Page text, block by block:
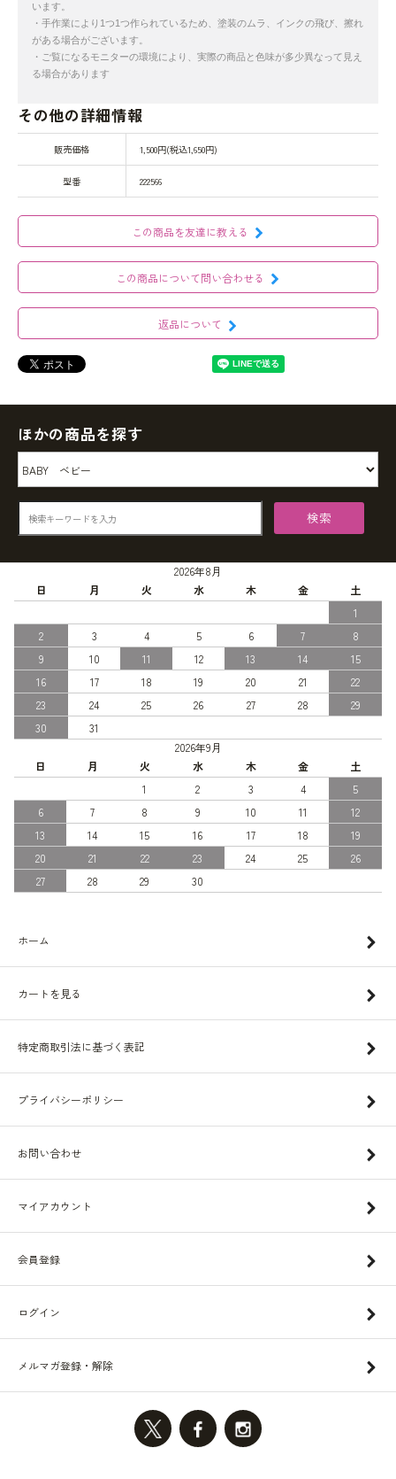
います。
・手作業により1つ1つ作られているため、塗装のムラ、インクの飛び、擦れ
がある場合がございます。
・ご覧になるモニターの環境により、実際の商品と色味が多少異なって見え
る場合があります
その他の詳細情報
販売価格 1,500円(税込1,650円)
型番 222566
この商品を友達に教える
この商品について問い合わせる
返品について
ほかの商品を探す
検索
2026年8月
日
月 火 水 木 金
土
1
2
3 4 5 6 7
8
9
10 11 12 13 14
15
16
17 18 19 20 21
22
23
24 25 26 27 28
29
30
31
2026年9月
日
月 火 水 木 金
土
1
2 3 4
5
6
7 8 9 10 11
12
13
14 15 16 17 18
19
20
21 22 23 24 25
26
27
28 29 30
ホーム
カートを見る
特定商取引法に基づく表記
プライバシーポリシー
お問い合わせ
マイアカウント
会員登録
ログイン
メルマガ登録・解除